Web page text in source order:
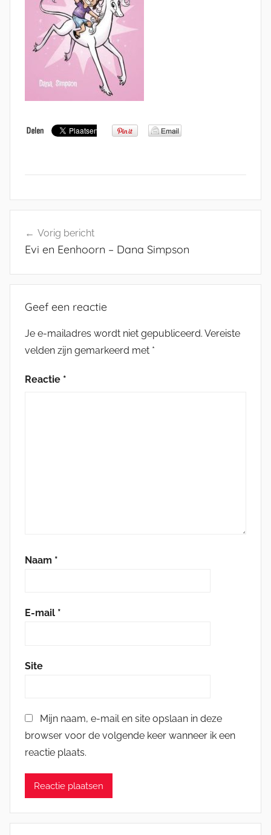
navigatie
Vorig bericht
Evi en Eenhoorn – Dana Simpson
Geef een reactie
Je e-mailadres wordt niet gepubliceerd. Vereiste
velden zijn gemarkeerd met *
Reactie *
Naam *
E-mail *
Site
Mijn naam, e-mail en site opslaan in deze
browser voor de volgende keer wanneer ik een
reactie plaats.